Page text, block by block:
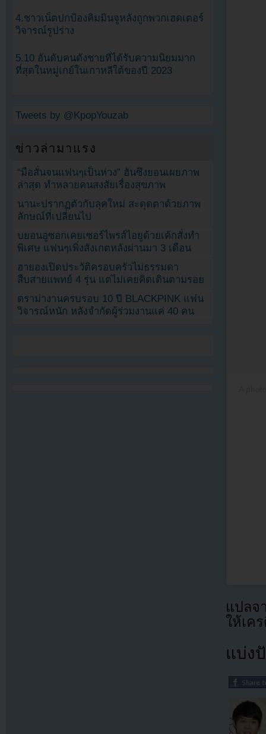
แปล
ให้เค
แบ่ง
4.ชาวเน็ตปกป้องคิมมินจูหลังถูกพวกเฮดเตอร์
วิจารณ์รูปร่าง
5.10 อันดับคนดังชายที่ได้รับความนิยมมาก
ที่สุดในหมู่เกย์ในเกาหลีใต้ของปี 2023
Tweets by @KpopYouzab
ข่าวล่ามาแรง
“มือสั่นจนแฟนๆเป็นห่วง” ฮันซึงยอนเผยภาพ
ล่าสุด ทำหลายคนสงสัยเรื่องสุขภาพ
นานะปรากฏตัวกับลุคใหม่ สะดุดตาด้วยภาพ
ลักษณ์ที่เปลี่ยนไป
บยอนอูซอกเคยเซอร์ไพรส์ไอยูด้วยเค้กสั่งทำ
พิเศษ แฟนๆเพิ่งสังเกตหลังผ่านมา 3 เดือน
ฮายองเปิดประวัติครอบครัวไม่ธรรมดา
สืบสายแพทย์ 4 รุ่น แต่ไม่เคยคิดเดินตามรอย
ดราม่างานครบรอบ 10 ปี BLACKPINK แฟน
วิจารณ์หนัก หลังจำกัดผู้ร่วมงานแค่ 40 คน